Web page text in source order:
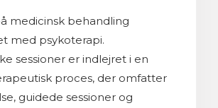
medicinsk behandling
med psykoterapi.
sessioner er indlejret i en
proces, der omfatter
guidede sessioner og